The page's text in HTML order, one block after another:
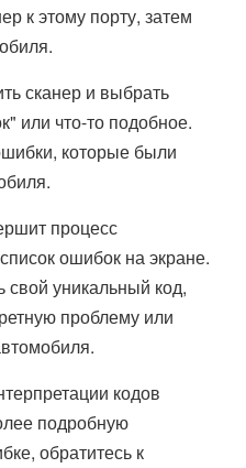
к этому порту, затем
сканер и выбрать
или что-то подобное.
которые были
процесс
ошибок на экране.
свой уникальный код,
проблему или
кодов
подробную
обратитесь к